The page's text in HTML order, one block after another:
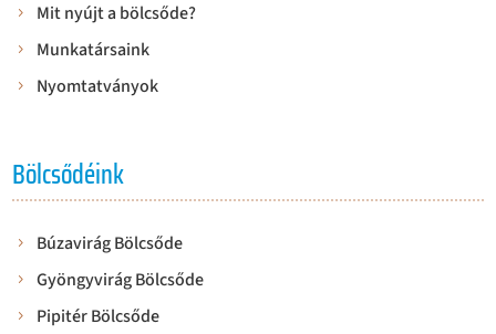
Mit nyújt a bölcsőde?
Munkatársaink
Nyomtatványok
Bölcsődéink
Búzavirág Bölcsőde
Gyöngyvirág Bölcsőde
Pipitér Bölcsőde